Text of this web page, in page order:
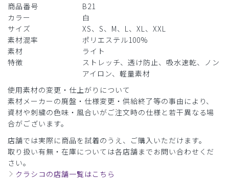
商品番号
B21
カラー
白
サイズ
XS、S、M、L、XL、XXL
素材混率
ポリエステル100%
素材
ライト
特徴
ストレッチ、透け防止、吸水速乾、ノン
アイロン、軽量素材
使用素材の変更・仕上がりについて
素材メーカーの廃盤・仕様変更・供給終了等の事由により、
資材や刺繍の色味・風合いがご注文時の仕様と若干異なる場
合がございます。
店舗では実際に商品を試着のうえ、ご購入いただけます。
取り扱い有無・在庫については各店舗までお問い合わせくだ
さい。
クラシコの店舗一覧はこちら